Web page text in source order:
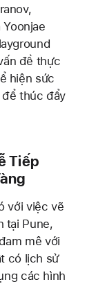
đề thực
hiện sức
để thúc đẩy
Tiếp
với việc vẽ
tại Pune,
mê với
có lịch sử
các hình